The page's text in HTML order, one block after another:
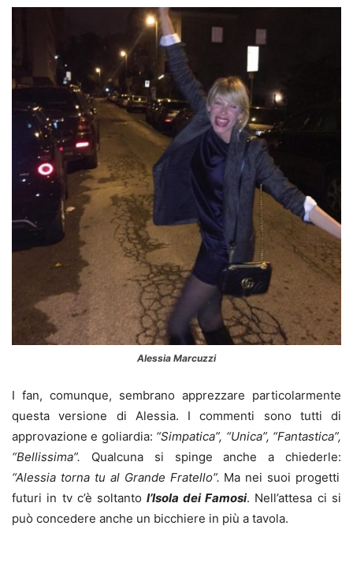
Alessia Marcuzzi
I fan, comunque, sembrano apprezzare particolarmente
questa versione di Alessia. I commenti sono tutti di
approvazione e goliardia: “Simpatica”, “Unica”, “Fantastica”,
“Bellissima”. Qualcuna si spinge anche a chiederle:
“Alessia torna tu al Grande Fratello”. Ma nei suoi progetti
futuri in tv c’è soltanto l’Isola dei Famosi. Nell’attesa ci si
può concedere anche un bicchiere in più a tavola.